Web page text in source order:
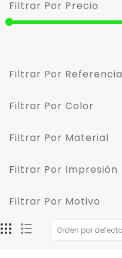
Filtrar Por Precio
Filtrar Por Referencia
Filtrar Por Color
Filtrar Por Material
Filtrar Por Impresión
Filtrar Por Motivo